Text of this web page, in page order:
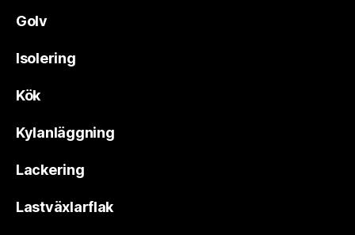
Golv
Isolering
Kök
Kylanläggning
Lackering
Lastväxlarflak